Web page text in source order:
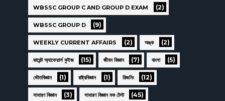
WBSSC GROUP C AND GROUP D EXAM (2)
WBSSC GROUP D (9)
WEEKLY CURRENT AFFAIRS (2) অঙ্ক (2)
কারেন্ট অ্যাফেয়ার্স কুইজ (15) জীবন বিজ্ঞান (7) বাংলা (5)
ভৌতবিজ্ঞান (1) রাষ্ট্রবিজ্ঞান (1) রিজনিং (12)
সাধারণ বিজ্ঞান (3) সাধারণ বিজ্ঞান মক টেস্ট (45)